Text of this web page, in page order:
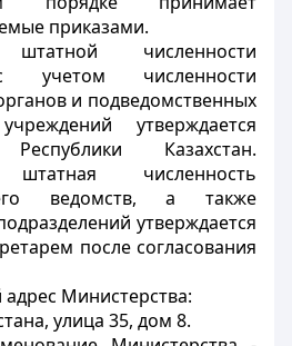
приказами.
численности
учетом численности
и подведомственных
утверждается
Республики Казахстан.
численность
ведомств, а также
утверждается
после согласования
Министерства:
улица 35, дом 8.